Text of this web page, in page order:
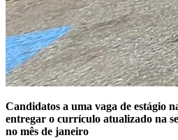
Candidatos a uma vaga de estágio
entregar o currículo atualizado na
no mês de janeiro